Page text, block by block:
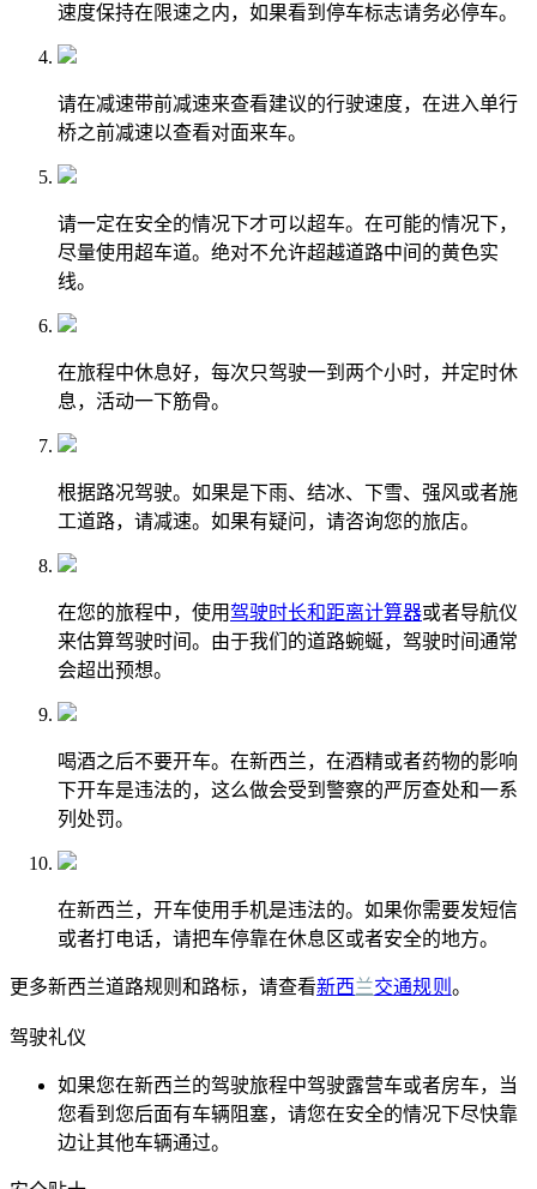
速度保持在限速之内，如果看到停车标志请务必停车。
请在减速带前减速来查看建议的行驶速度，在进入单行
桥之前减速以查看对面来车。
请一定在安全的情况下才可以超车。在可能的情况下，
尽量使用超车道。绝对不允许超越道路中间的黄色实
线。
在旅程中休息好，每次只驾驶一到两个小时，并定时休
息，活动一下筋骨。
根据路况驾驶。如果是下雨、结冰、下雪、强风或者施
工道路，请减速。如果有疑问，请咨询您的旅店。
在您的旅程中，使用驾驶时长和距离计算器或者导航仪
来估算驾驶时间。由于我们的道路蜿蜒，驾驶时间通常
会超出预想。
喝酒之后不要开车。在新西兰，在酒精或者药物的影响
下开车是违法的，这么做会受到警察的严厉查处和一系
列处罚。
在新西兰，开车使用手机是违法的。如果你需要发短信
或者打电话，请把车停靠在休息区或者安全的地方。
更多新西兰道路规则和路标，请查看新西兰交通规则 。
驾驶礼仪
如果您在新西兰的驾驶旅程中驾驶露营车或者房车，当
您看到您后面有车辆阻塞，请您在安全的情况下尽快靠
边让其他车辆通过。